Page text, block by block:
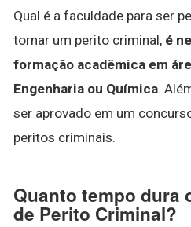
Qual é a faculdade para ser
tornar um perito criminal, é
formação acadêmica em
Engenharia ou Química.
ser aprovado em um
peritos criminais.
Quanto tempo dura
de Perito Criminal?